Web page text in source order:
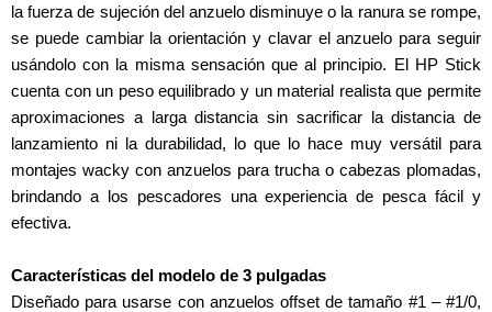
la fuerza de sujeción del anzuelo disminuye o la ranura se rompe,
se puede cambiar la orientación y clavar el anzuelo para seguir
usándolo con la misma sensación que al principio. El HP Stick
cuenta con un peso equilibrado y un material realista que permite
aproximaciones a larga distancia sin sacrificar la distancia de
lanzamiento ni la durabilidad, lo que lo hace muy versátil para
montajes wacky con anzuelos para trucha o cabezas plomadas,
brindando a los pescadores una experiencia de pesca fácil y
efectiva.
Características del modelo de 3 pulgadas
Diseñado para usarse con anzuelos offset de tamaño #1 – #1/0,